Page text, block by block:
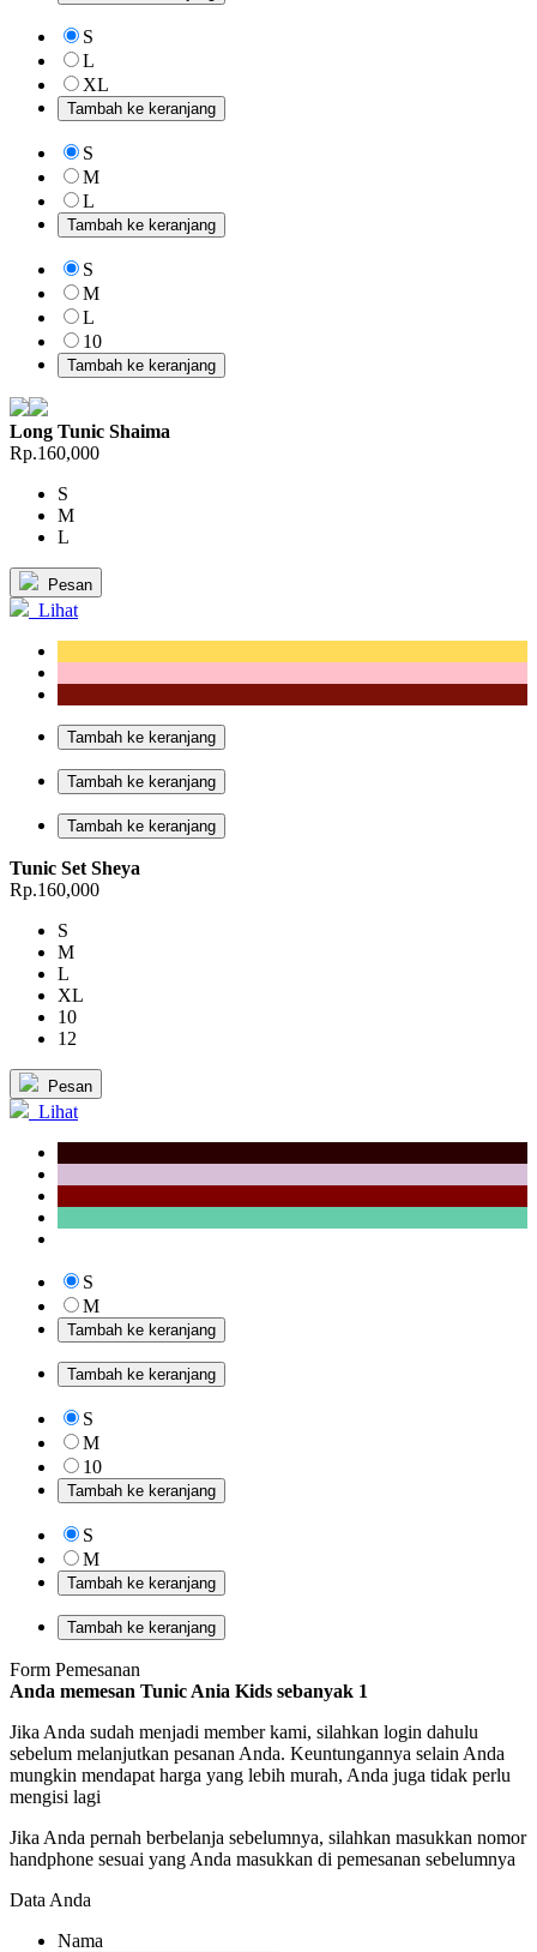
S
L
XL
Tambah ke keranjang
S
M
L
Tambah ke keranjang
S
M
L
10
Tambah ke keranjang
Long Tunic Shaima
Rp.160,000
S
M
L
Pesan
Lihat
Tambah ke keranjang
Tambah ke keranjang
Tambah ke keranjang
Tunic Set Sheya
Rp.160,000
S
M
L
XL
10
12
Pesan
Lihat
S
M
Tambah ke keranjang
Tambah ke keranjang
S
M
10
Tambah ke keranjang
S
M
Tambah ke keranjang
Tambah ke keranjang
Form Pemesanan
Anda memesan Tunic Ania Kids sebanyak 1
Jika Anda sudah menjadi member kami, silahkan login dahulu
sebelum melanjutkan pesanan Anda. Keuntungannya selain Anda
mungkin mendapat harga yang lebih murah, Anda juga tidak perlu
mengisi lagi
Jika Anda pernah berbelanja sebelumnya, silahkan masukkan nomor
handphone sesuai yang Anda masukkan di pemesanan sebelumnya
Data Anda
Nama